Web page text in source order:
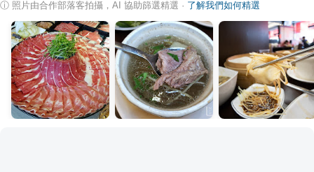
ⓘ 照片由合作部落客拍攝，AI 協助篩選精選 · 了解我們如何精選